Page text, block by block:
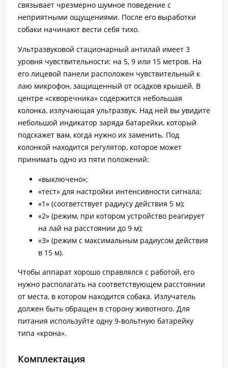
связывает чрезмерно шумное поведение с
неприятными ощущениями. После его выработки
собаки начинают вести себя тихо.
Ультразвуковой стационарный антилай имеет 3
уровня чувствительности: на 5, 9 или 15 метров. На
его лицевой панели расположен чувствительный к
лаю микрофон, защищенный от осадков крышей. В
центре «скворечника» содержится небольшая
колонка, излучающая ультразвук. Над ней вы увидите
небольшой индикатор заряда батарейки, который
подскажет вам, когда нужно их заменить. Под
колонкой находится регулятор, которое может
принимать одно из пяти положений:
«выключено»;
«тест» для настройки интенсивности сигнала;
«1» (соответствует радиусу действия 5 м);
«2» (режим, при котором устройство реагирует
на лай на расстоянии до 9 м);
«3» (режим с максимальным радиусом действия
в 15 м).
Чтобы аппарат хорошо справлялся с работой, его
нужно располагать на соответствующем расстоянии
от места, в котором находится собака. Излучатель
должен быть обращен в сторону животного. Для
питания используйте одну 9-вольтную батарейку
типа «крона».
Комплектация